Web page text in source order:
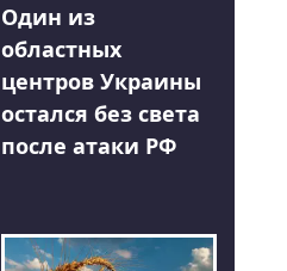
Один из
областных
центров Украины
остался без света
после атаки РФ